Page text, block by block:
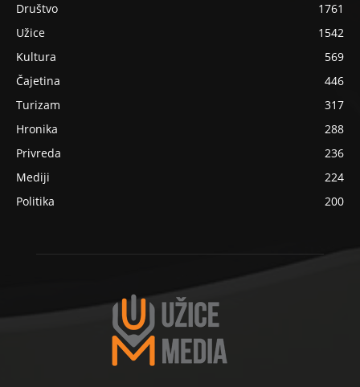
Društvo
1761
Užice
1542
Kultura
569
Čajetina
446
Turizam
317
Hronika
288
Privreda
236
Mediji
224
Politika
200